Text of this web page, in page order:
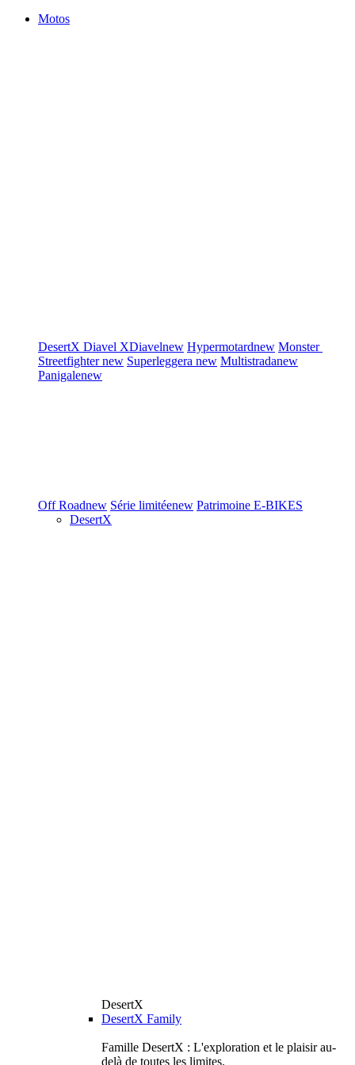
Motos
DesertX Diavel XDiavelnew Hypermotardnew Monster
Streetfighternew Superleggera new Multistradanew
Panigalenew
Off Roadnew Série limitéenew Patrimoine E-BIKES
DesertX
DesertX
DesertX Family
Famille DesertX : L'exploration et le plaisir au-
delà de toutes les limites.